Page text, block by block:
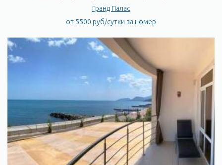
Гранд Палас
от 5500 руб/сутки за номер